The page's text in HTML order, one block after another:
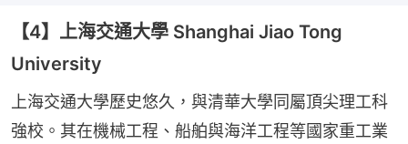
【4】上海交通大學 Shanghai Jiao Tong
University
上海交通大學歷史悠久，與清華大學同屬頂尖理工科
強校。其在機械工程、船舶與海洋工程等國家重工業